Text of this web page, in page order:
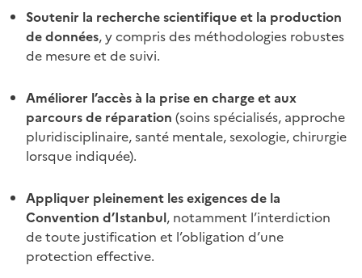
Soutenir la recherche scientifique et la production
de données, y compris des méthodologies robustes
de mesure et de suivi.
Améliorer l’accès à la prise en charge et aux
parcours de réparation (soins spécialisés, approche
pluridisciplinaire, santé mentale, sexologie, chirurgie
lorsque indiquée).
Appliquer pleinement les exigences de la
Convention d’Istanbul, notamment l’interdiction
de toute justification et l’obligation d’une
protection effective.